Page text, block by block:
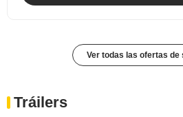
Ver todas las ofertas de
Tráilers